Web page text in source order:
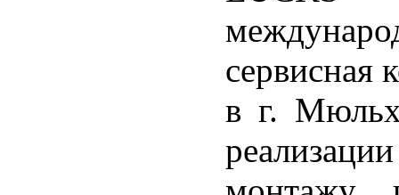
сервисная
в г.